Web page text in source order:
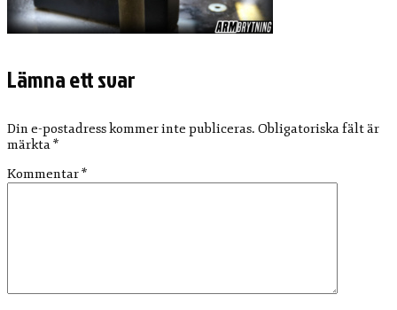
Lämna ett svar
Din e-postadress kommer inte publiceras. Obligatoriska fält är
märkta*
Kommentar*